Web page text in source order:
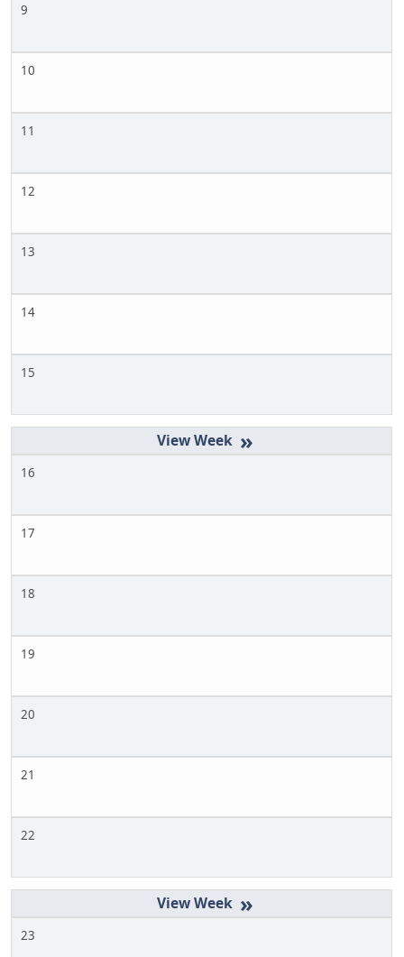
9
10
11
12
13
14
15
»
16
17
18
19
20
21
22
»
23